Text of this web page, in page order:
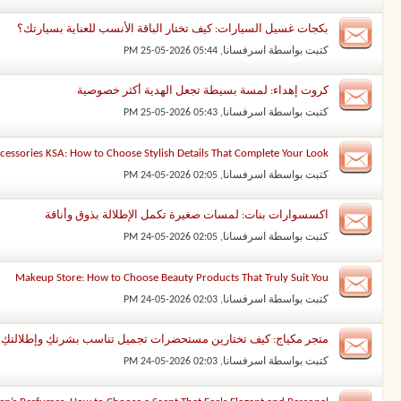
بكجات غسيل السيارات: كيف تختار الباقة الأنسب للعناية بسيارتك؟
كتبت بواسطة اسرفسانا‏, 25-05-2026 05:44 PM
كروت إهداء: لمسة بسيطة تجعل الهدية أكثر خصوصية
كتبت بواسطة اسرفسانا‏, 25-05-2026 05:43 PM
KSA: How to Choose Stylish Details That Complete Your Look
كتبت بواسطة اسرفسانا‏, 24-05-2026 02:05 PM
اكسسوارات بنات: لمسات صغيرة تكمل الإطلالة بذوق وأناقة
كتبت بواسطة اسرفسانا‏, 24-05-2026 02:05 PM
Makeup Store: How to Choose Beauty Products That Truly Suit You
كتبت بواسطة اسرفسانا‏, 24-05-2026 02:03 PM
متجر مكياج: كيف تختارين مستحضرات تجميل تناسب بشرتكِ
كتبت بواسطة اسرفسانا‏, 24-05-2026 02:03 PM